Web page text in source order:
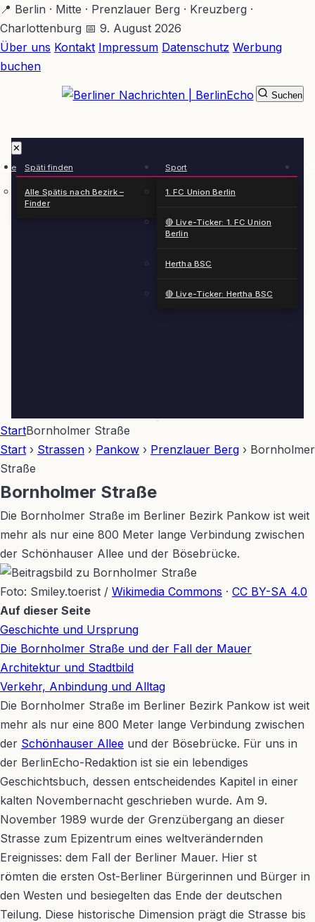
Zum
Hauptinhalt
springen
📍 Berlin · Mitte · Prenzlauer Berg · Kreuzberg ·
Charlottenburg 📅 9. August 2026
Über uns Kontakt Impressum Datenschutz Werbung
buchen
✕
Späti finden
Alle Spätis nach Bezirk –
Finder
Sport
1. FC Union Berlin
🔴 Live-Ticker: 1. FC Union
Berlin
Hertha BSC
🔴 Live-Ticker: Hertha BSC
Suchen
StartBornholmer Straße
Start › Strassen › Pankow › Prenzlauer Berg › Bornholmer
Straße
Bornholmer Straße
Die Bornholmer Straße im Berliner Bezirk Pankow ist weit
mehr als nur eine 800 Meter lange Verbindung zwischen
der Schönhauser Allee und der Bösebrücke.
Foto: Smiley.toerist / Wikimedia Commons · CC BY-SA 4.0
+
−
Leaflet|©OpenStreetMap
Auf dieser Seite
Geschichte und Ursprung
Die Bornholmer Straße und der Fall der Mauer
Architektur und Stadtbild
Verkehr, Anbindung und Alltag
Die Bornholmer Straße im Berliner Bezirk Pankow ist weit
mehr als nur eine 800 Meter lange Verbindung zwischen
der Schönhauser Allee und der Bösebrücke. Für uns in
der BerlinEcho-Redaktion ist sie ein lebendiges
Geschichtsbuch, dessen entscheidendes Kapitel in einer
kalten Novembernacht geschrieben wurde. Am 9.
November 1989 wurde der Grenzübergang an dieser
Strasse zum Epizentrum eines weltverändernden
Ereignisses: dem Fall der Berliner Mauer. Hier st
römten die ersten Ost-Berliner Bürgerinnen und Bürger in
den Westen und besiegelten das Ende der deutschen
Teilung. Diese historische Dimension prägt die Strasse bis